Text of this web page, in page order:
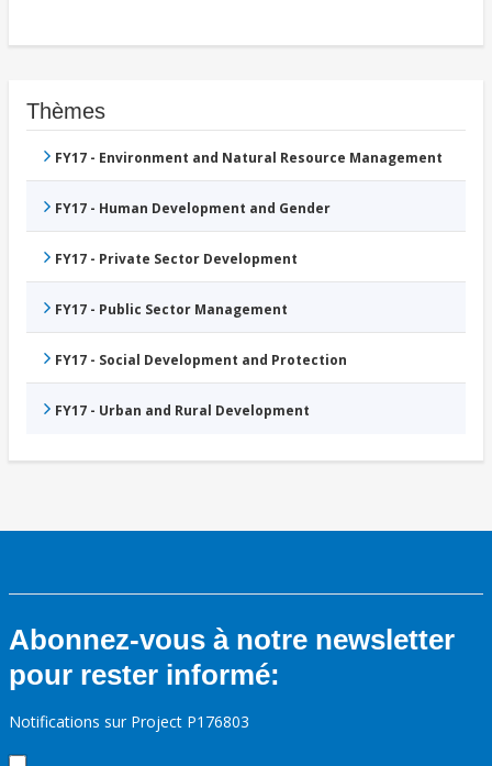
Thèmes
FY17 - Environment and Natural Resource Management
FY17 - Human Development and Gender
FY17 - Private Sector Development
FY17 - Public Sector Management
FY17 - Social Development and Protection
FY17 - Urban and Rural Development
Abonnez-vous à notre newsletter
pour rester informé:
Notifications sur Project P176803